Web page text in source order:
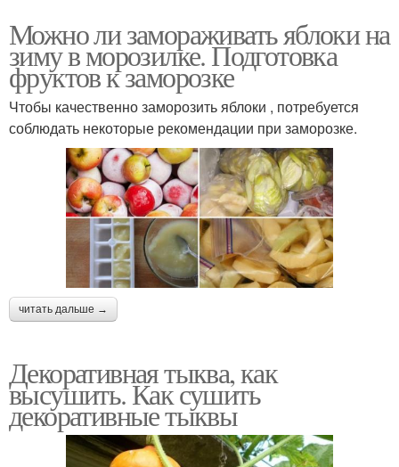
Можно ли замораживать яблоки на
зиму в морозилке. Подготовка
фруктов к заморозке
Чтобы качественно заморозить яблоки , потребуется
соблюдать некоторые рекомендации при заморозке.
читать дальше →
Декоративная тыква, как
высушить. Как сушить
декоративные тыквы